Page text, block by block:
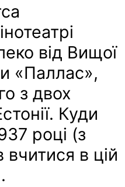
від Вищої
«Паллас»,
з двох
Куди
році (з
в цій